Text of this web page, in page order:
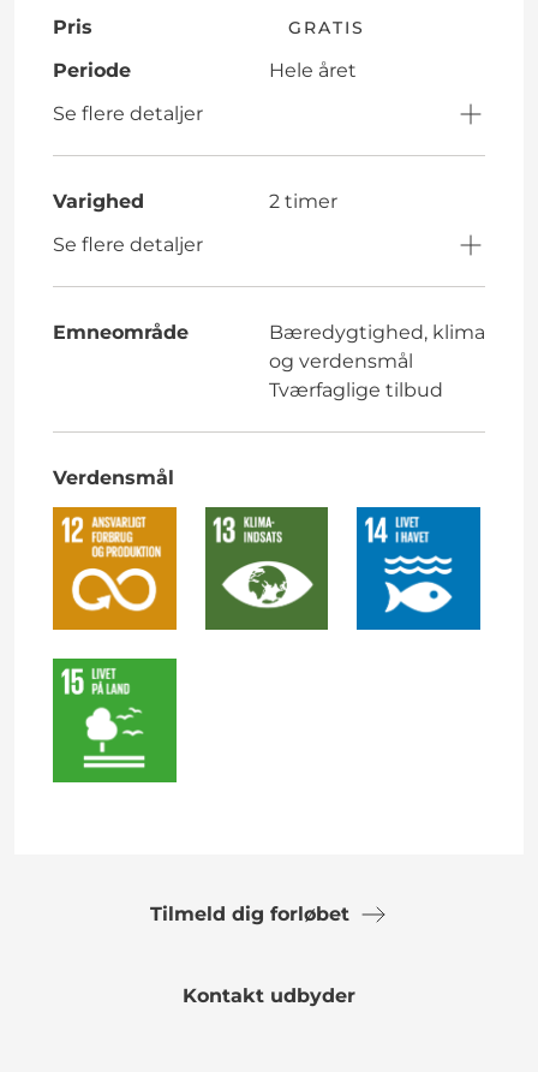
Pris GRATIS
Periode
Hele året
Se flere detaljer
Varighed
2 timer
Se flere detaljer
Emneområde
Bæredygtighed, klima
og verdensmål
Tværfaglige tilbud
Verdensmål
Tilmeld dig forløbet
Kontakt udbyder